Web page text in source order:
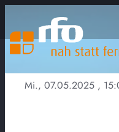
Mi., 07.05.2025 ,